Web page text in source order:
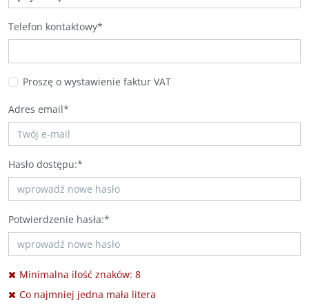
Telefon kontaktowy*
Proszę o wystawienie faktur VAT
Adres email*
Hasło dostępu:*
Potwierdzenie hasła:*
Minimalna ilość znaków: 8
Co najmniej jedna mała litera